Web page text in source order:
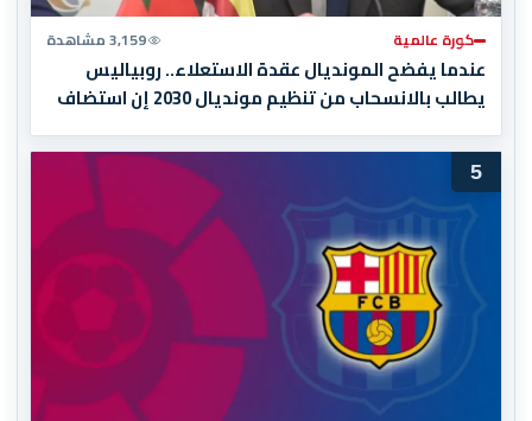
كورة عالمية 3,159 مشاهدة
عندما يفضح المونديال عقدة الاستعلاء.. روبياليس
يطالب بالانسحاب من تنظيم مونديال 2030 إن استضاف
المغرب المباراة النهائية!
5